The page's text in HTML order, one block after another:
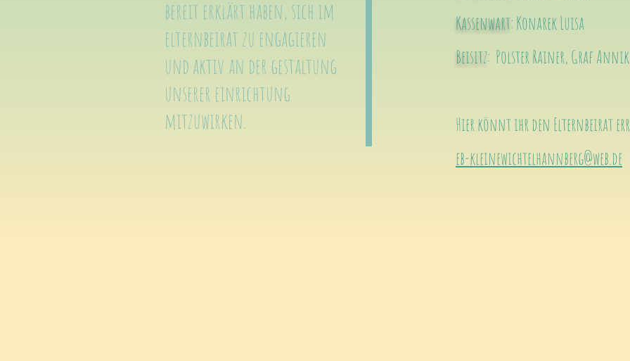
bereit erklärt haben, sich im
elternbeirat zu engagieren
und aktiv an der gestaltung
unserer einrichtung
mitzuwirken.
Kassenwart: Konarek Luisa
Beisitz: Polster Rainer, Graf
Hier könnt ihr den Elternbeirat
eb-kleinewichtelhannberg@web.de